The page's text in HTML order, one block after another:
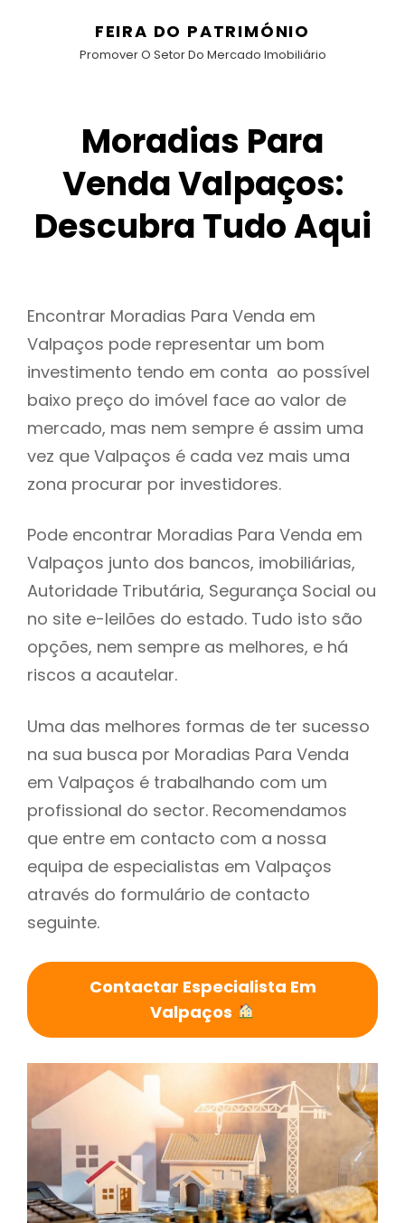
FEIRA DO PATRIMÓNIO
Promover O Setor Do Mercado Imobiliário
Moradias Para
Venda Valpaços:
Descubra Tudo Aqui
Encontrar Moradias Para Venda em
Valpaços pode representar um bom
investimento tendo em conta ao possível
baixo preço do imóvel face ao valor de
mercado, mas nem sempre é assim uma
vez que Valpaços é cada vez mais uma
zona procurar por investidores.
Pode encontrar Moradias Para Venda em
Valpaços junto dos bancos, imobiliárias,
Autoridade Tributária, Segurança Social ou
no site e-leilões do estado. Tudo isto são
opções, nem sempre as melhores, e há
riscos a acautelar.
Uma das melhores formas de ter sucesso
na sua busca por Moradias Para Venda
em Valpaços é trabalhando com um
profissional do sector. Recomendamos
que entre em contacto com a nossa
equipa de especialistas em Valpaços
através do formulário de contacto
seguinte.
Contactar Especialista Em
Valpaços